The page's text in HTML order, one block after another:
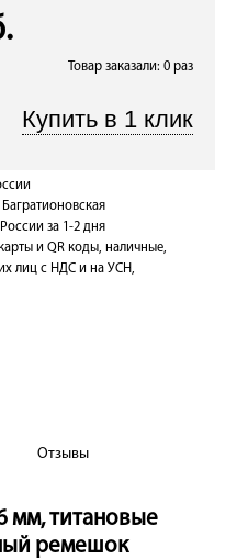
Товар заказали: 0 раз
за 1-2 дня
и QR коды, наличные,
лиц с НДС и на УСН,
Отзывы
мм, титановые
ремешок